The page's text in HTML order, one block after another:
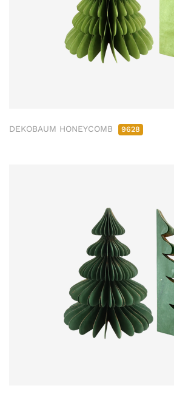
DEKOBAUM HONEYCOMB 9628